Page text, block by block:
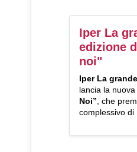
Iper La
edizione
noi"
Iper La
lancia la
Noi” , che
complessivo di